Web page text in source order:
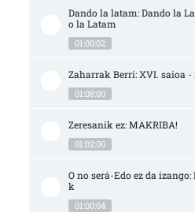
Dando la latam: Dando la
o la Latam
01:00:02
Zaharrak Berri: XVI. saioa -
01:08:00
Zeresanik ez: MAKRIBA!
01:02:00
O no será-Edo ez da
k
01:00:04